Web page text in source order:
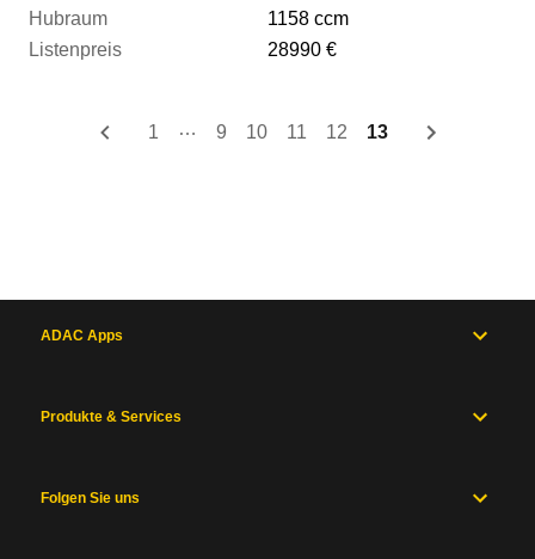
Leistung
1158 ccm
28990 €
1 … 9 10 11 12 13
ADAC Apps
Produkte & Services
Folgen Sie uns